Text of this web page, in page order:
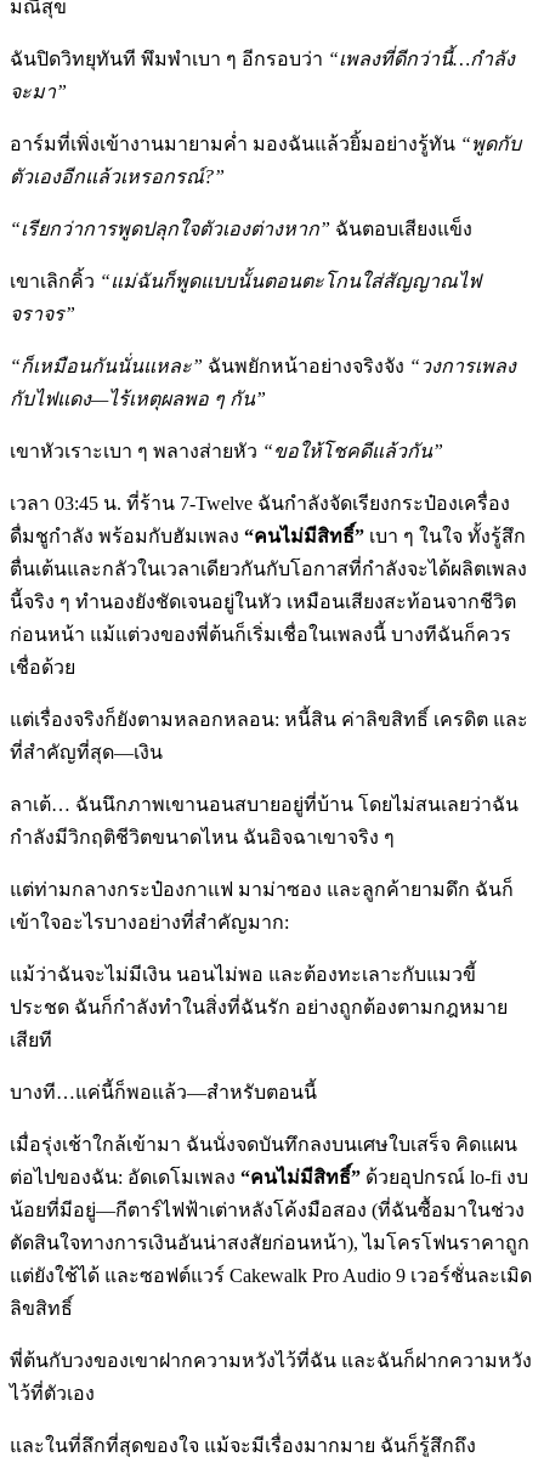
มณีสุข
ฉันปิดวิทยุทันที พึมพำเบา ๆ อีกรอบว่า “เพลงที่ดีกว่านี้…กำลัง
จะมา”
อาร์มที่เพิ่งเข้างานมายามค่ำ มองฉันแล้วยิ้มอย่างรู้ทัน “พูดกับ
ตัวเองอีกแล้วเหรอกรณ์?”
“เรียกว่าการพูดปลุกใจตัวเองต่างหาก” ฉันตอบเสียงแข็ง
เขาเลิกคิ้ว “แม่ฉันก็พูดแบบนั้นตอนตะโกนใส่สัญญาณไฟ
จราจร”
“ก็เหมือนกันนั่นแหละ” ฉันพยักหน้าอย่างจริงจัง “วงการเพลง
กับไฟแดง—ไร้เหตุผลพอ ๆ กัน”
เขาหัวเราะเบา ๆ พลางส่ายหัว “ขอให้โชคดีแล้วกัน”
เวลา 03:45 น. ที่ร้าน 7-Twelve ฉันกำลังจัดเรียงกระป๋องเครื่อง
ดื่มชูกำลัง พร้อมกับฮัมเพลง “คนไม่มีสิทธิ์” เบา ๆ ในใจ ทั้งรู้สึก
ตื่นเต้นและกลัวในเวลาเดียวกันกับโอกาสที่กำลังจะได้ผลิตเพลง
นี้จริง ๆ ทำนองยังชัดเจนอยู่ในหัว เหมือนเสียงสะท้อนจากชีวิต
ก่อนหน้า แม้แต่วงของพี่ต้นก็เริ่มเชื่อในเพลงนี้ บางทีฉันก็ควร
เชื่อด้วย
แต่เรื่องจริงก็ยังตามหลอกหลอน: หนี้สิน ค่าลิขสิทธิ์ เครดิต และ
ที่สำคัญที่สุด—เงิน
ลาเต้… ฉันนึกภาพเขานอนสบายอยู่ที่บ้าน โดยไม่สนเลยว่าฉัน
กำลังมีวิกฤติชีวิตขนาดไหน ฉันอิจฉาเขาจริง ๆ
แต่ท่ามกลางกระป๋องกาแฟ มาม่าซอง และลูกค้ายามดึก ฉันก็
เข้าใจอะไรบางอย่างที่สำคัญมาก:
แม้ว่าฉันจะไม่มีเงิน นอนไม่พอ และต้องทะเลาะกับแมวขี้
ประชด ฉันก็กำลังทำในสิ่งที่ฉันรัก อย่างถูกต้องตามกฎหมาย
เสียที
บางที…แค่นี้ก็พอแล้ว—สำหรับตอนนี้
เมื่อรุ่งเช้าใกล้เข้ามา ฉันนั่งจดบันทึกลงบนเศษใบเสร็จ คิดแผน
ต่อไปของฉัน: อัดเดโมเพลง “คนไม่มีสิทธิ์” ด้วยอุปกรณ์ lo-fi งบ
น้อยที่มีอยู่—กีตาร์ไฟฟ้าเต่าหลังโค้งมือสอง (ที่ฉันซื้อมาในช่วง
ตัดสินใจทางการเงินอันน่าสงสัยก่อนหน้า), ไมโครโฟนราคาถูก
แต่ยังใช้ได้ และซอฟต์แวร์ Cakewalk Pro Audio 9 เวอร์ชั่นละเมิด
ลิขสิทธิ์
พี่ต้นกับวงของเขาฝากความหวังไว้ที่ฉัน และฉันก็ฝากความหวัง
ไว้ที่ตัวเอง
และในที่ลึกที่สุดของใจ แม้จะมีเรื่องมากมาย ฉันก็รู้สึกถึง